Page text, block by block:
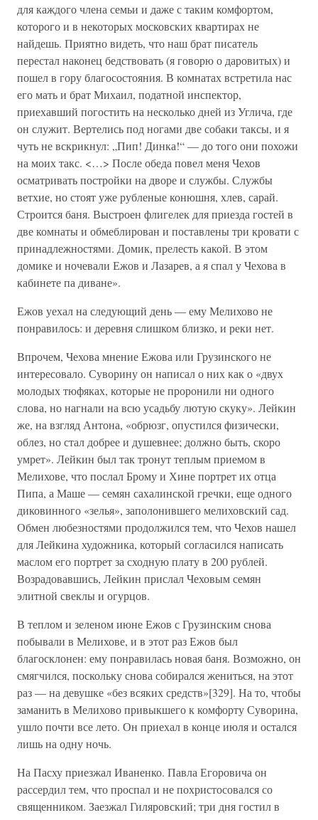
для каждого члена семьи и даже с таким комфортом,
которого и в некоторых московских квартирах не
найдешь. Приятно видеть, что наш брат писатель
перестал наконец бедствовать (я говорю о даровитых) и
пошел в гору благосостояния. В комнатах встретила нас
его мать и брат Михаил, податной инспектор,
приехавший погостить на несколько дней из Углича, где
он служит. Вертелись под ногами две собаки таксы, и я
чуть не вскрикнул: „Пип! Динка!“ — до того они похожи
на моих такс. <…> После обеда повел меня Чехов
осматривать постройки на дворе и службы. Службы
ветхие, но стоят уже рубленые конюшня, хлев, сарай.
Строится баня. Выстроен флигелек для приезда гостей в
две комнаты и обмеблирован и поставлены три кровати с
принадлежностями. Домик, прелесть какой. В этом
домике и ночевали Ежов и Лазарев, а я спал у Чехова в
кабинете па диване».
Ежов уехал на следующий день — ему Мелихово не
понравилось: и деревня слишком близко, и реки нет.
Впрочем, Чехова мнение Ежова или Грузинского не
интересовало. Суворину он написал о них как о «двух
молодых тюфяках, которые не проронили ни одного
слова, но нагнали на всю усадьбу лютую скуку». Лейкин
же, на взгляд Антона, «обрюзг, опустился физически,
облез, но стал добрее и душевнее; должно быть, скоро
умрет». Лейкин был так тронут теплым приемом в
Мелихове, что послал Брому и Хине портрет их отца
Пипа, а Маше — семян сахалинской гречки, еще одного
диковинного «зелья», заполонившего мелиховский сад.
Обмен любезностями продолжился тем, что Чехов нашел
для Лейкина художника, который согласился написать
маслом его портрет за сходную плату в 200 рублей.
Возрадовавшись, Лейкин прислал Чеховым семян
элитной свеклы и огурцов.
В теплом и зеленом июне Ежов с Грузинским снова
побывали в Мелихове, и в этот раз Ежов был
благосклонен: ему понравилась новая баня. Возможно, он
смягчился, поскольку снова собирался жениться, на этот
раз — на девушке «без всяких средств»[329]. На то, чтобы
заманить в Мелихово привыкшего к комфорту Суворина,
ушло почти все лето. Он приехал в конце июля и остался
лишь на одну ночь.
На Пасху приезжал Иваненко. Павла Егоровича он
рассердил тем, что проспал и не похристосовался со
священником. Заезжал Гиляровский; три дня гостил в